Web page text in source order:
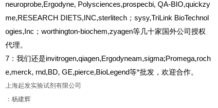
neuroprobe,Ergodyne, Polysciences,prospecbi, QA-BIO,quickzy
me,RESEARCH DIETS,INC,sterlitech；sysy,TriLink BioTechnol
ogies,Inc；worthington-biochem,zyagen等几十家国外公司授权
代理。
7：我们还是invitrogen,qiagen,Ergodyneam,sigma;Promega,roch
e,merck, rnd,BD, GE,pierce,BioLegend等*批发，欢迎合作。
上海起发实验试剂有限公司
：杨建辉